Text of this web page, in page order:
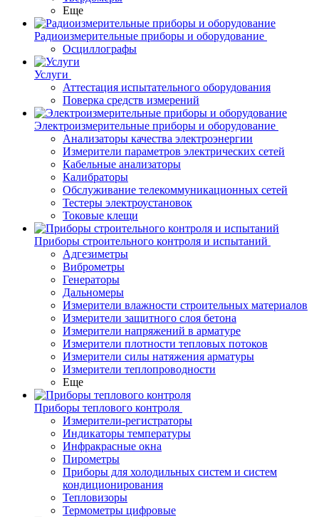
Еще
Радиоизмерительные приборы и оборудование
Осциллографы
Услуги
Аттестация испытательного оборудования
Поверка средств измерений
Электроизмерительные приборы и оборудование
Анализаторы качества электроэнергии
Измерители параметров электрических сетей
Кабельные анализаторы
Калибраторы
Обслуживание телекоммуникационных сетей
Тестеры электроустановок
Токовые клещи
Приборы строительного контроля и испытаний
Адгезиметры
Виброметры
Генераторы
Дальномеры
Измерители влажности строительных материалов
Измерители защитного слоя бетона
Измерители напряжений в арматуре
Измерители плотности тепловых потоков
Измерители силы натяжения арматуры
Измерители теплопроводности
Еще
Приборы теплового контроля
Измерители-регистраторы
Индикаторы температуры
Инфракрасные окна
Пирометры
Приборы для холодильных систем и систем
кондиционирования
Тепловизоры
Термометры цифровые